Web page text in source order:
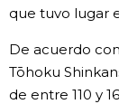
Fragmentos
Gente
que tuvo lugar
De acuerdo
Tōhoku
de entre 110 y